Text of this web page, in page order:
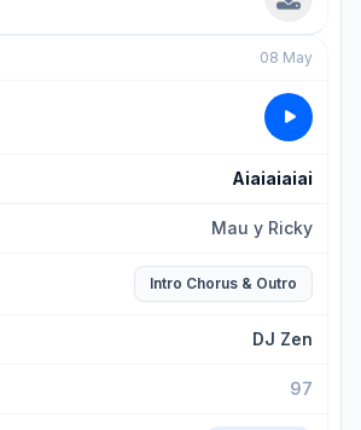
08 May
Aiaiaiaiai
Mau y Ricky
Intro Chorus & Outro
DJ Zen
97